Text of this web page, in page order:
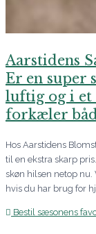
Aarstidens
Er en super
luftig og i et
forkæler
Hos Aarstidens
til en ekstra skarp
skøn hilsen netop
hvis du har brug for
Bestil sæsonens